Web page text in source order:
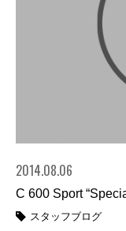
2014.08.06
C 600 Sport
スタッフブログ